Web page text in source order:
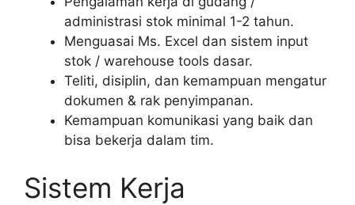
administrasi stok minimal 1-2 tahun.
Menguasai Ms. Excel dan sistem input
stok / warehouse tools dasar.
Teliti, disiplin, dan kemampuan mengatur
dokumen & rak penyimpanan.
Kemampuan komunikasi yang baik dan
bisa bekerja dalam tim.
Sistem Kerja